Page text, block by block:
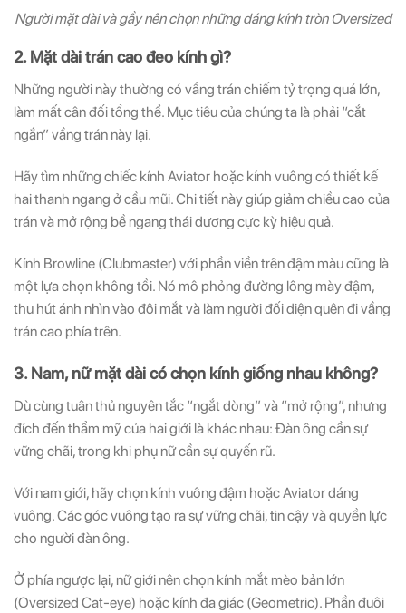
Người mặt dài và gầy nên chọn những dáng kính tròn Oversized
2. Mặt dài trán cao đeo kính gì?
Những người này thường có vầng trán chiếm tỷ trọng quá lớn,
làm mất cân đối tổng thể. Mục tiêu của chúng ta là phải “cắt
ngắn” vầng trán này lại.
Hãy tìm những chiếc kính Aviator hoặc kính vuông có thiết kế
hai thanh ngang ở cầu mũi. Chi tiết này giúp giảm chiều cao của
trán và mở rộng bề ngang thái dương cực kỳ hiệu quả.
Kính Browline (Clubmaster) với phần viền trên đậm màu cũng là
một lựa chọn không tồi. Nó mô phỏng đường lông mày đậm,
thu hút ánh nhìn vào đôi mắt và làm người đối diện quên đi vầng
trán cao phía trên.
3. Nam, nữ mặt dài có chọn kính giống nhau không?
Dù cùng tuân thủ nguyên tắc “ngắt dòng” và “mở rộng”, nhưng
đích đến thẩm mỹ của hai giới là khác nhau: Đàn ông cần sự
vững chãi, trong khi phụ nữ cần sự quyến rũ.
Với nam giới, hãy chọn kính vuông đậm hoặc Aviator dáng
vuông. Các góc vuông tạo ra sự vững chãi, tin cậy và quyền lực
cho người đàn ông.
Ở phía ngược lại, nữ giới nên chọn kính mắt mèo bản lớn
(Oversized Cat-eye) hoặc kính đa giác (Geometric). Phần đuôi